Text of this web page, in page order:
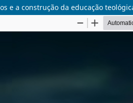
e a construção da educação